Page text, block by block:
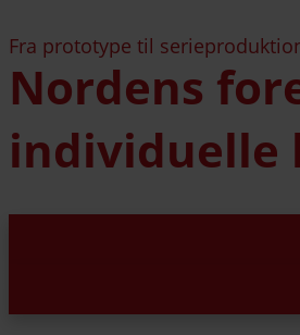
Fra prototype til
Nordens
individuelle